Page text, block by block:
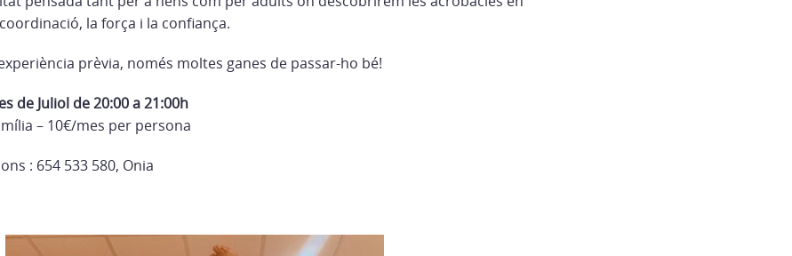
la força i la confiança.
prèvia, només moltes ganes de passar-ho bé!
de Juliol de 20:00 a 21:00h
– 10€/mes per persona
: 654 533 580, Onia